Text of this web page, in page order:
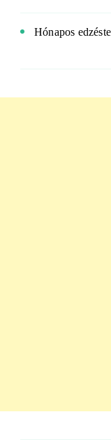
Hónapos